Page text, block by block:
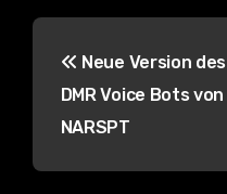
t
Neue Version des
DMR Voice Bots von
NARSPT